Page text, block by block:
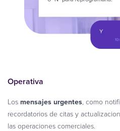
Operativa
Los mensajes urgentes , como
recordatorios de citas y
las operaciones comerciales.